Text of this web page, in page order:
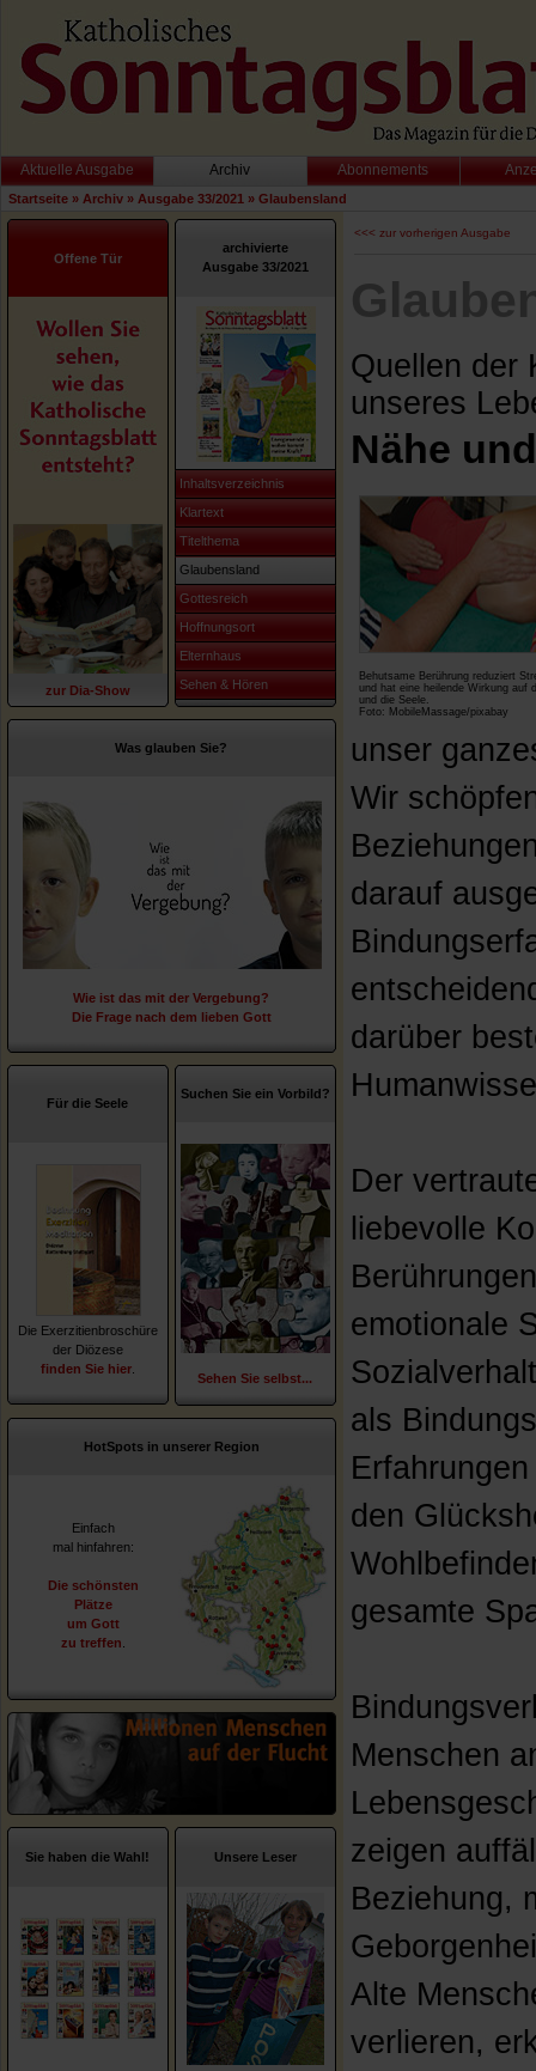
Aktuelle Ausgabe Archiv Abonnements
Startseite » Archiv » Ausgabe 33/2021 » Glaubensland
Offene Tür
zur Dia-Show
archivierte
Ausgabe 33/2021
Inhaltsverzeichnis
Klartext
Titelthema
Glaubensland
Gottesreich
Hoffnungsort
Elternhaus
Sehen & Hören
Was glauben Sie?
Wie ist das mit der Vergebung?
Die Frage nach dem lieben Gott
Für die Seele
Die Exerzitienbroschüre
der Diözese
finden Sie hier
Suchen Sie ein Vorbild?
Sehen Sie selbst...
HotSpots in unserer Region
Einfach
mal hinfahren:
Die schönsten
Plätze
um Gott
zu treffen
Sie haben die Wahl! Unsere Leser
<<< zur vorherigen Ausgabe
Quellen der
unseres
Nähe
Behutsame Berührung reduziert
und hat eine heilende Wirkung auf
und die Seele.
Foto: MobileMassage/pixabay
unser
Wir
darauf
darüber
Der
liebevolle
emotionale
als
den
gesamte
Menschen
zeigen
Beziehung,
Alte
verlieren,